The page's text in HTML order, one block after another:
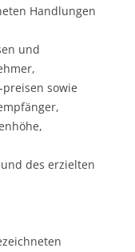
Handlungen
und
sowie
des erzielten